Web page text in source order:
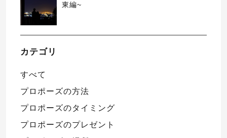
東編~
カテゴリ
すべて
プロポーズの方法
プロポーズのタイミング
プロポーズのプレゼント